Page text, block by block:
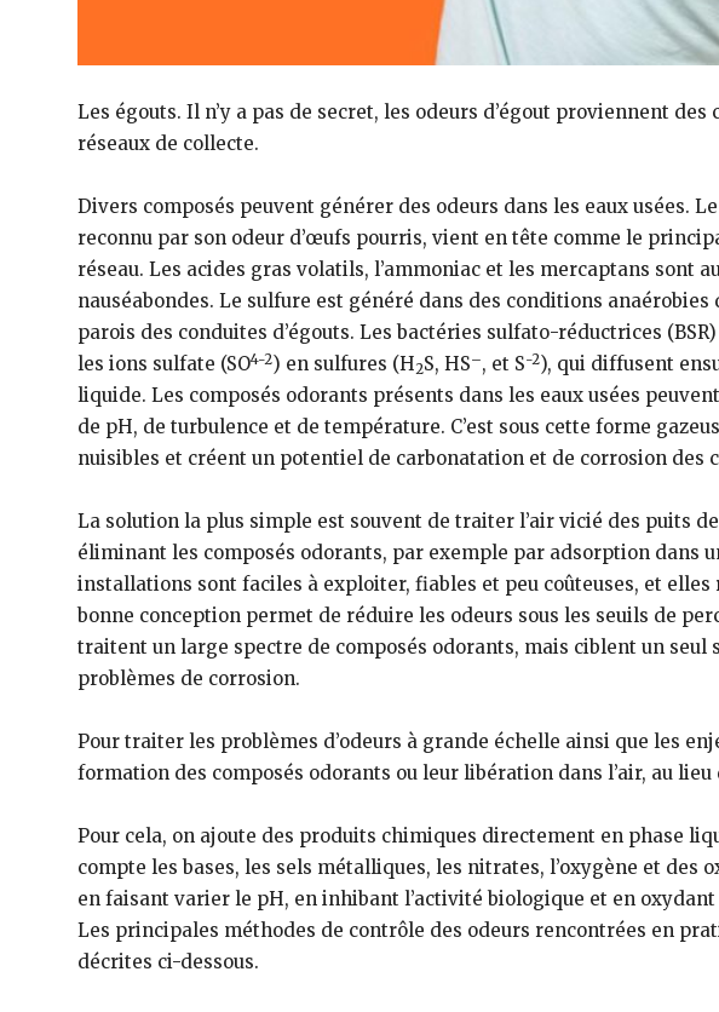
Les égouts. Il n’y a pas de secret, les odeurs d’égout proviennent
réseaux de collecte.
Divers composés peuvent générer des odeurs dans les eaux usées.
reconnu par son odeur d’œufs pourris, vient en tête comme le
réseau. Les acides gras volatils, l’ammoniac et les mercaptans sont
nauséabondes. Le sulfure est généré dans des conditions
parois des conduites d’égouts. Les bactéries sulfato-réductrices
les ions sulfate (SO4-2) en sulfures (H2S, HS–, et S-2), qui diffusent
liquide. Les composés odorants présents dans les eaux usées
de pH, de turbulence et de température. C’est sous cette forme
nuisibles et créent un potentiel de carbonatation et de corrosion des
La solution la plus simple est souvent de traiter l’air vicié des puits
éliminant les composés odorants, par exemple par adsorption dans
installations sont faciles à exploiter, fiables et peu coûteuses, et elles
bonne conception permet de réduire les odeurs sous les seuils de
traitent un large spectre de composés odorants, mais ciblent un seul
problèmes de corrosion.
Pour traiter les problèmes d’odeurs à grande échelle ainsi que les
formation des composés odorants ou leur libération dans l’air, au lieu
Pour cela, on ajoute des produits chimiques directement en phase
compte les bases, les sels métalliques, les nitrates, l’oxygène et des
en faisant varier le pH, en inhibant l’activité biologique et en
Les principales méthodes de contrôle des odeurs rencontrées en
décrites ci-dessous.